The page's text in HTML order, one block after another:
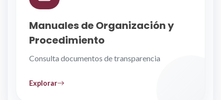
Manuales de Organización y
Procedimiento
Consulta documentos de transparencia
Explorar